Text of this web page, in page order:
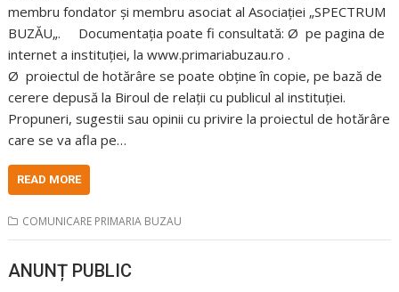
membru fondator și membru asociat al Asociației „SPECTRUM
BUZĂU„. Documentația poate fi consultată: Ø pe pagina de
internet a instituţiei, la www.primariabuzau.ro .
Ø proiectul de hotărâre se poate obţine în copie, pe bază de
cerere depusă la Biroul de relaţii cu publicul al instituţiei.
Propuneri, sugestii sau opinii cu privire la proiectul de hotărâre
care se va afla pe…
READ MORE
COMUNICARE PRIMARIA BUZAU
ANUNȚ PUBLIC